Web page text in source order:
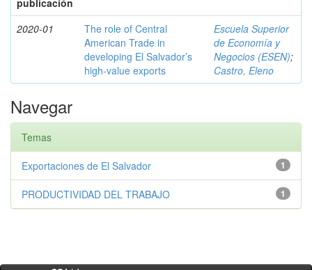
publicación
2020-01
The role of Central
American Trade in
developing El Salvador’s
high-value exports
Escuela Superior
de Economía y
Negocios (ESEN);
Castro, Eleno
Navegar
Temas
1
Exportaciones de El Salvador
1
PRODUCTIVIDAD DEL TRABAJO